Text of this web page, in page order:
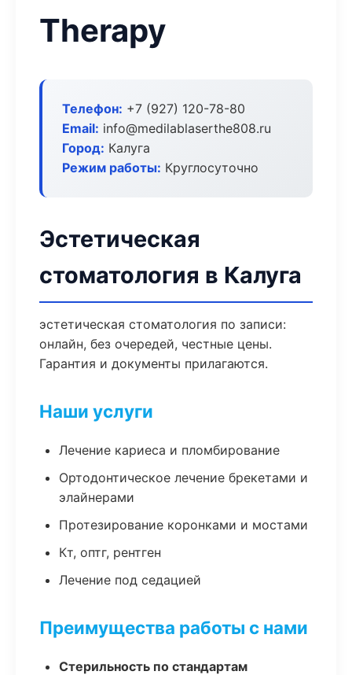
Therapy
Телефон: +7 (927) 120-78-80
Email: info@medilablaserthe808.ru
Город: Калуга
Режим работы: Круглосуточно
Эстетическая
стоматология в Калуга
эстетическая стоматология по записи:
онлайн, без очередей, честные цены.
Гарантия и документы прилагаются.
Наши услуги
Лечение кариеса и пломбирование
Ортодонтическое лечение брекетами и
элайнерами
Протезирование коронками и мостами
Кт, оптг, рентген
Лечение под седацией
Преимущества работы с нами
Стерильность по стандартам